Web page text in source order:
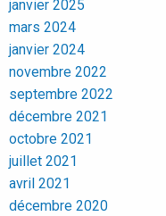
janvier 2025
mars 2024
janvier 2024
novembre 2022
septembre 2022
décembre 2021
octobre 2021
juillet 2021
avril 2021
décembre 2020